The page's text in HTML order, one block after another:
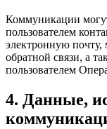
Коммуникации
пользователем
электронную
обратной связи, а
пользователем
4. Данные,